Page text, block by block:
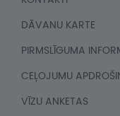
DĀVANU KARTE
PIRMSLĪGUMA
CEĻOJUMU
VĪZU ANKETAS